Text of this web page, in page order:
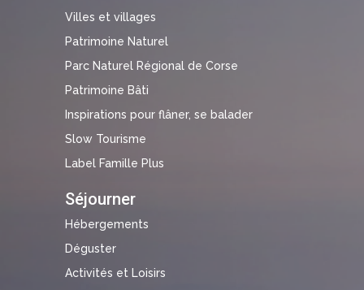
Villes et villages
Patrimoine Naturel
Parc Naturel Régional de Corse
Patrimoine Bâti
Inspirations pour flâner, se balader
Slow Tourisme
Label Famille Plus
Séjourner
Hébergements
Déguster
Activités et Loisirs